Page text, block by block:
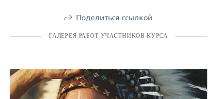
Поделиться ссылкой
ГАЛЕРЕЯ РАБОТ УЧАСТНИКОВ КУРСА